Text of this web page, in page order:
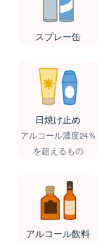
スプレー缶
日焼け止め
アルコール濃度24％
を超えるもの
アルコール飲料